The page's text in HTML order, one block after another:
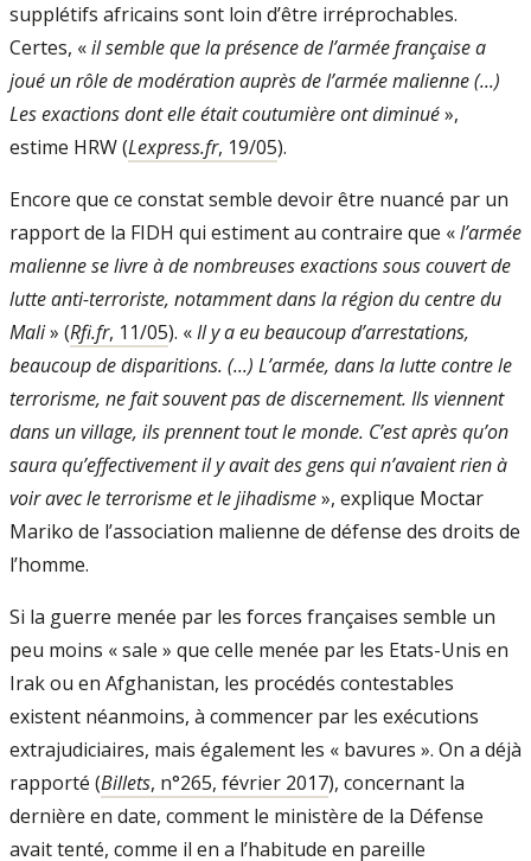
supplétifs afri­cains sont loin d’être irréprochables.
Certes, «il semble que la présence de l’armée fran­çaise a
joué un rôle de modération auprès de l’armée malienne (...)
Les exactions dont elle était coutumière ont diminué»,
estime HRW (Lexpress.fr, 19/05).
Encore que ce constat semble devoir être nuancé par un
rapport de la FIDH qui estiment au contraire que «l’armée
malienne se livre à de nom­breuses exactions sous couvert de
lutte an­ti-terroriste, notamment dans la région du centre du
Mali» (Rfi.fr, 11/05). «Il y a eu beaucoup d’arrestations,
beaucoup de dis­paritions. (...) L’armée, dans la lutte contre le
terrorisme, ne fait souvent pas de discernement. Ils viennent
dans un village, ils prennent tout le monde. C’est après qu’on
saura qu’effectivement il y avait des gens qui n’avaient rien à
voir avec le terro­risme et le jihadisme», explique Moctar
Ma­riko de l’association malienne de défense des droits de
l’homme.
Si la guerre menée par les forces fran­çaises semble un
peu moins « sale » que celle menée par les Etats-­Unis en
Irak ou en Afghanistan, les procédés contestables
existent néanmoins, à commencer par les exécutions
extra­judiciaires, mais également les « bavures ». On a déjà
rapporté (Billets, n°265, février 2017), concernant la
dernière en date, comment le ministère de la Dé­fense
avait tenté, comme il en a l’habitude en pareille